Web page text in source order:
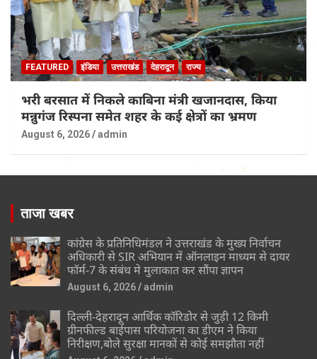
FEATURED इंडिया उत्तराखंड देहरादून राज्य
भरी बरसात में निकले काबिना मंत्री खजानदास, किया
मन्नुगंज रिस्पना समेत शहर के कई क्षेत्रों का भ्रमण
August 6, 2026 admin
ताजा खबर
कांग्रेस के प्रतिनिधिमंडल ने उत्तराखंड के मुख्य निर्वाचन
अधिकारी से SIR अभियान में ऑनलाइन माध्यम से दायर
फॉर्म-7 के संबंध मे मुलाकात कर सौंपा ज्ञापन
August 6, 2026 admin
दिल्ली-देहरादून आर्थिक कॉरिडोर से जुड़ी 12 किमी
ग्रीनफील्ड बाईपास परियोजना का डीएम ने किया
निरीक्षण,बोले सुरक्षा मानकों से कोई समझौता नहीं